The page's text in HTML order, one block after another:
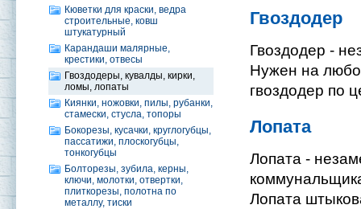
Кюветки для краски, ведра
строительные, ковш
штукатурный
Карандаши малярные,
крестики, отвесы
Гвоздодеры, кувалды, кирки,
ломы, лопаты
Киянки, ножовки, пилы, рубанки,
стамески, стусла, топоры
Бокорезы, кусачки, круглогубцы,
пассатижи, плоскогубцы,
тонкогубцы
Болторезы, зубила, керны,
ключи, молотки, отвертки,
плиткорезы, полотна по
металлу, тиски
Гвоздодер
Гвоздодер -
Нужен на
гвоздодер по
Лопата
Лопата -
Лопата